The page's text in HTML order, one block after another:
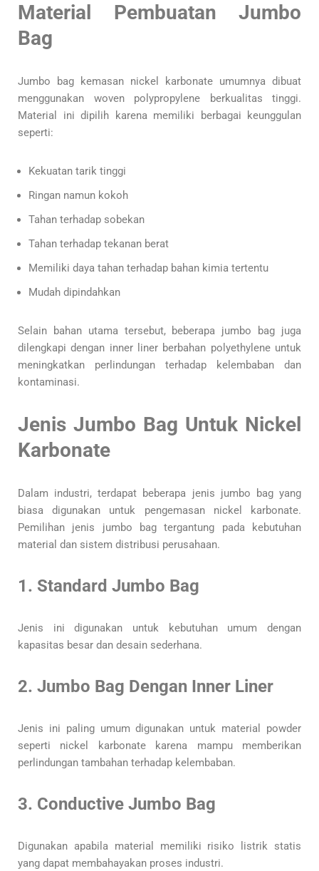
Material Pembuatan Jumbo
Bag
Jumbo bag kemasan nickel karbonate umumnya dibuat
menggunakan woven polypropylene berkualitas tinggi.
Material ini dipilih karena memiliki berbagai keunggulan
seperti:
Kekuatan tarik tinggi
Ringan namun kokoh
Tahan terhadap sobekan
Tahan terhadap tekanan berat
Memiliki daya tahan terhadap bahan kimia tertentu
Mudah dipindahkan
Selain bahan utama tersebut, beberapa jumbo bag juga
dilengkapi dengan inner liner berbahan polyethylene untuk
meningkatkan perlindungan terhadap kelembaban dan
kontaminasi.
Jenis Jumbo Bag Untuk Nickel
Karbonate
Dalam industri, terdapat beberapa jenis jumbo bag yang
biasa digunakan untuk pengemasan nickel karbonate.
Pemilihan jenis jumbo bag tergantung pada kebutuhan
material dan sistem distribusi perusahaan.
1. Standard Jumbo Bag
Jenis ini digunakan untuk kebutuhan umum dengan
kapasitas besar dan desain sederhana.
2. Jumbo Bag Dengan Inner Liner
Jenis ini paling umum digunakan untuk material powder
seperti nickel karbonate karena mampu memberikan
perlindungan tambahan terhadap kelembaban.
3. Conductive Jumbo Bag
Digunakan apabila material memiliki risiko listrik statis
yang dapat membahayakan proses industri.